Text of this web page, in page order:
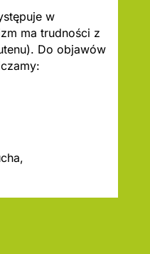
w
ma trudności z
Do objawów